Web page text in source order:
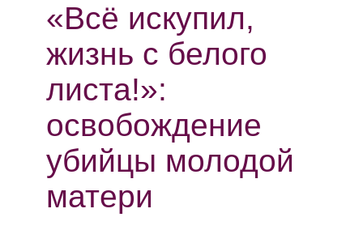
«Всё искупил,
жизнь с белого
листа!»:
освобождение
убийцы молодой
матери